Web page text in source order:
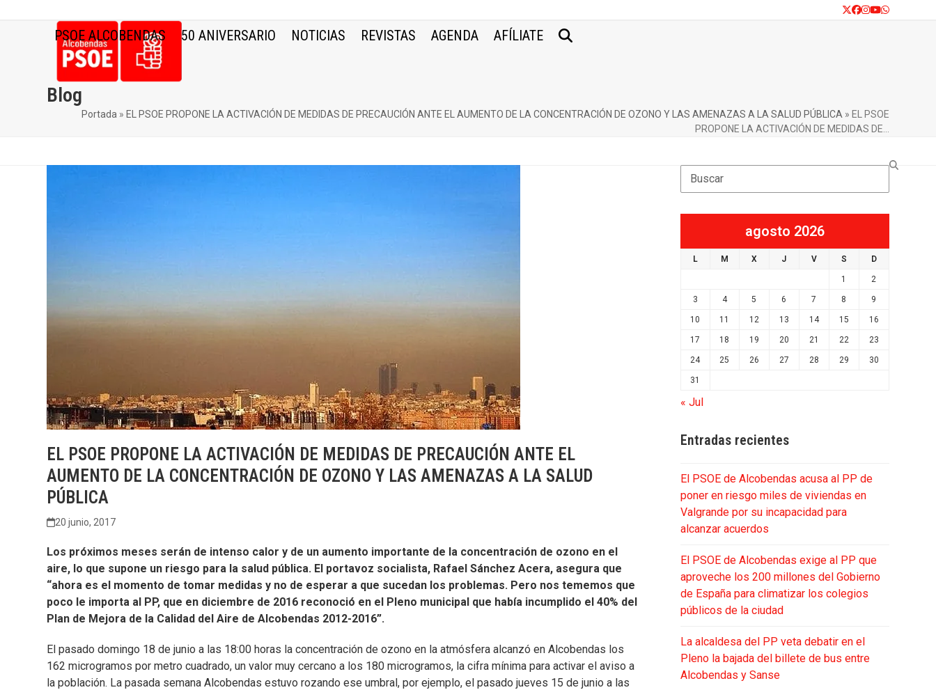
Twitter
Facebook
Instagram
YouTube
Whatsapp
PSOE ALCOBENDAS 50 ANIVERSARIO NOTICIAS REVISTAS AGENDA AFÍLIATE
Blog
Portada » EL PSOE PROPONE LA ACTIVACIÓN DE MEDIDAS DE PRECAUCIÓN ANTE EL AUMENTO DE LA CONCENTRACIÓN DE OZONO Y LAS AMENAZAS A LA SALUD PÚBLICA » EL PSOE
PROPONE LA ACTIVACIÓN DE MEDIDAS DE…
EL PSOE PROPONE LA ACTIVACIÓN DE MEDIDAS DE PRECAUCIÓN ANTE EL
AUMENTO DE LA CONCENTRACIÓN DE OZONO Y LAS AMENAZAS A LA SALUD
PÚBLICA
20 junio, 2017
Los próximos meses serán de intenso calor y de un aumento importante de la concentración de ozono en el
aire, lo que supone un riesgo para la salud pública. El portavoz socialista, Rafael Sánchez Acera, asegura que
“ahora es el momento de tomar medidas y no de esperar a que sucedan los problemas. Pero nos tememos que
poco le importa al PP, que en diciembre de 2016 reconoció en el Pleno municipal que había incumplido el 40% del
Plan de Mejora de la Calidad del Aire de Alcobendas 2012-2016”.
El pasado domingo 18 de junio a las 18:00 horas la concentración de ozono en la atmósfera alcanzó en Alcobendas los
162 microgramos por metro cuadrado, un valor muy cercano a los 180 microgramos, la cifra mínima para activar el aviso a
la población. La pasada semana Alcobendas estuvo rozando ese umbral, por ejemplo, el pasado jueves 15 de junio a las
Search
agosto 2026
L M X J V S D
1 2
3 4 5 6 7 8 9
10 11 12 13 14 15 16
17 18 19 20 21 22 23
24 25 26 27 28 29 30
31
« Jul
Entradas recientes
El PSOE de Alcobendas acusa al PP de
poner en riesgo miles de viviendas en
Valgrande por su incapacidad para
alcanzar acuerdos
El PSOE de Alcobendas exige al PP que
aproveche los 200 millones del Gobierno
de España para climatizar los colegios
públicos de la ciudad
La alcaldesa del PP veta debatir en el
Pleno la bajada del billete de bus entre
Alcobendas y Sanse